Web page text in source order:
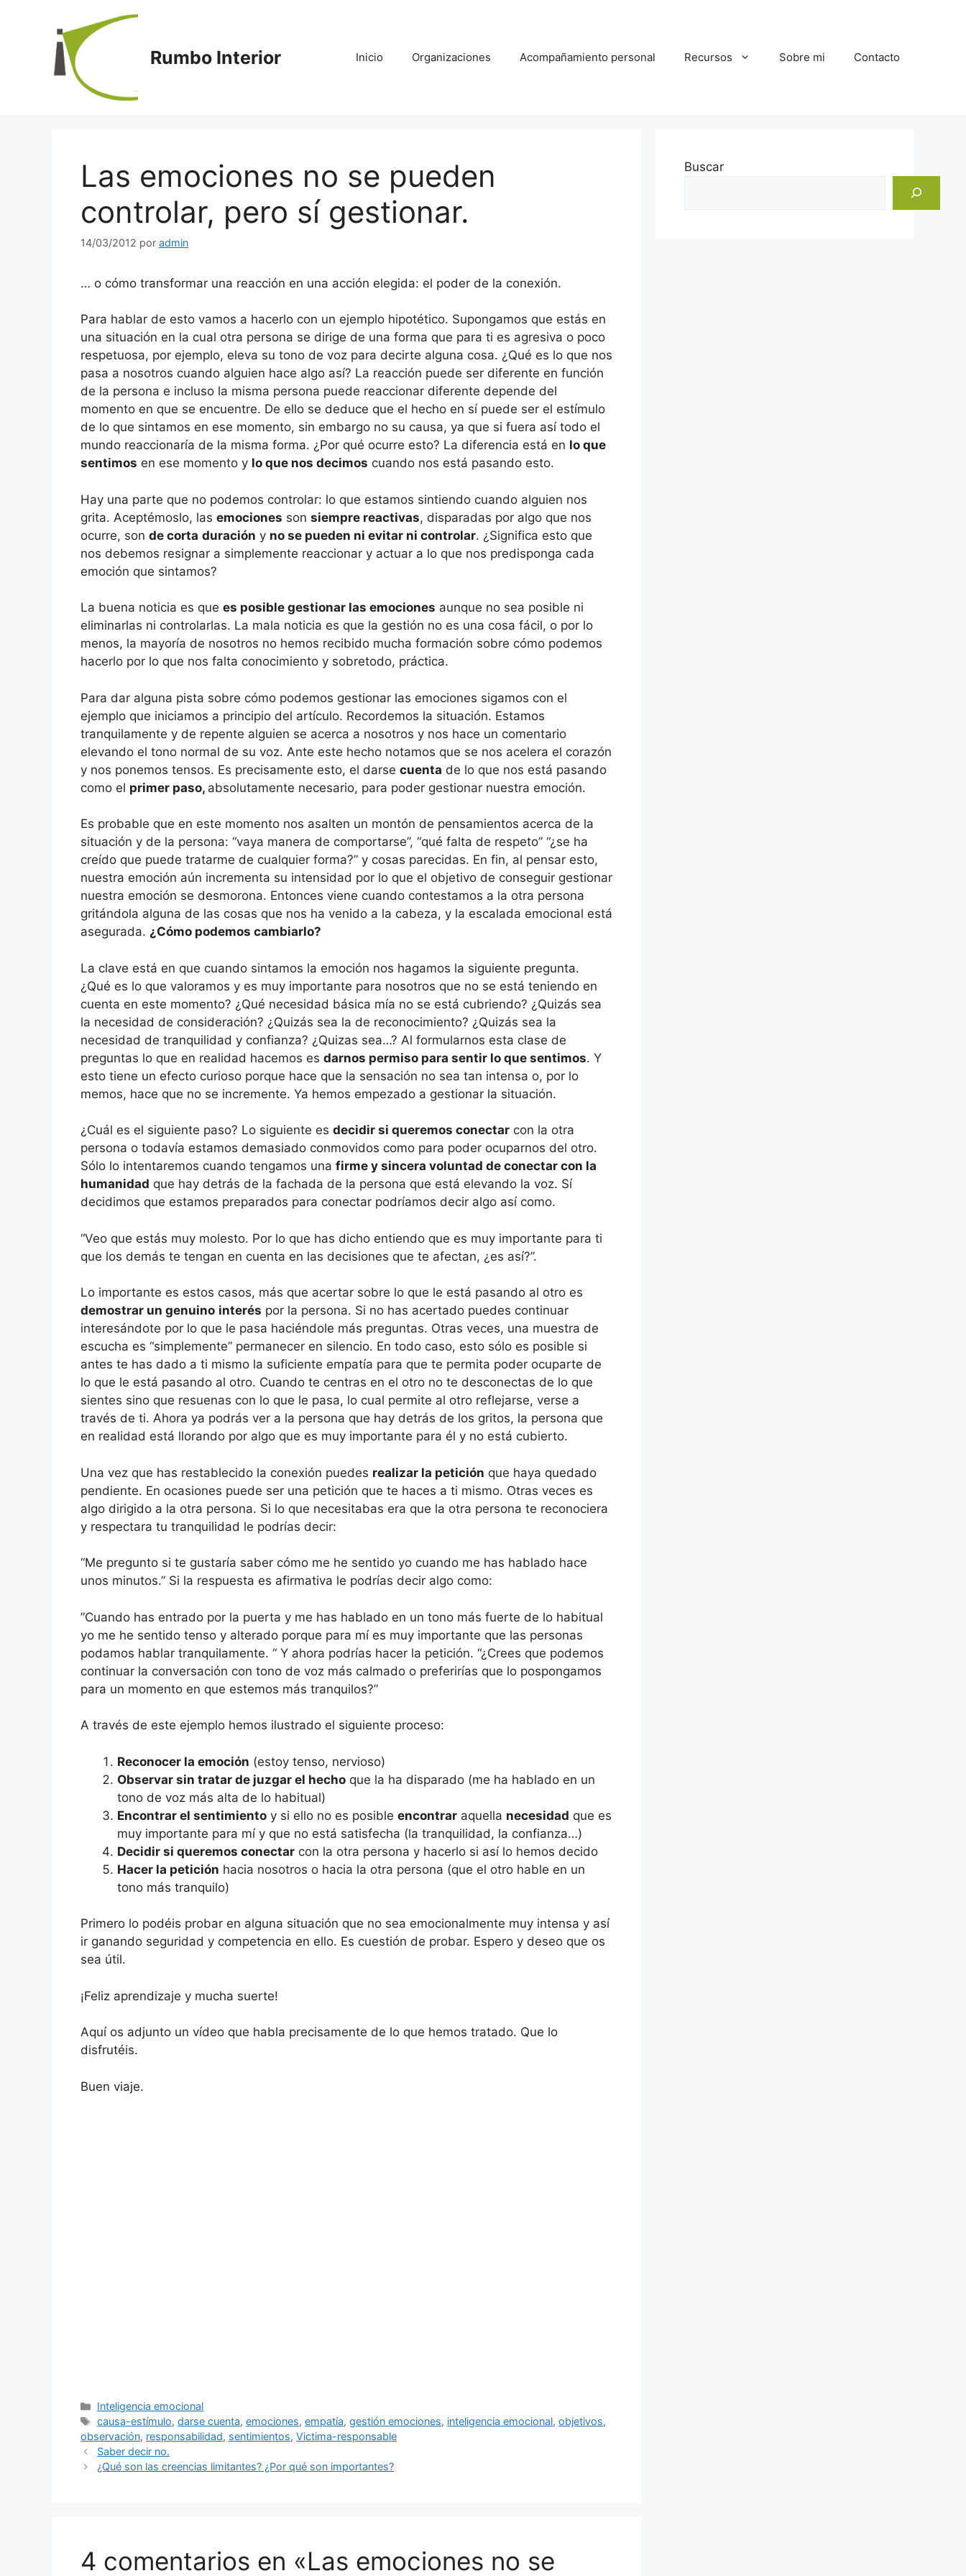
contenido
Rumbo Interior Inicio Organizaciones Acompañamiento personal Recursos Sobre mi Contacto
Las emociones no se pueden
controlar, pero sí gestionar.
14/03/2012 por admin
… o cómo transformar una reacción en una acción elegida: el poder de la conexión.
Para hablar de esto vamos a hacerlo con un ejemplo hipotético. Supongamos que estás en
una situación en la cual otra persona se dirige de una forma que para ti es agresiva o poco
respetuosa, por ejemplo, eleva su tono de voz para decirte alguna cosa. ¿Qué es lo que nos
pasa a nosotros cuando alguien hace algo así? La reacción puede ser diferente en función
de la persona e incluso la misma persona puede reaccionar diferente depende del
momento en que se encuentre. De ello se deduce que el hecho en sí puede ser el estímulo
de lo que sintamos en ese momento, sin embargo no su causa, ya que si fuera así todo el
mundo reaccionaría de la misma forma. ¿Por qué ocurre esto? La diferencia está en lo que
sentimos en ese momento y lo que nos decimos cuando nos está pasando esto.
Hay una parte que no podemos controlar: lo que estamos sintiendo cuando alguien nos
grita. Aceptémoslo, las emociones son siempre reactivas, disparadas por algo que nos
ocurre, son de corta duración y no se pueden ni evitar ni controlar. ¿Significa esto que
nos debemos resignar a simplemente reaccionar y actuar a lo que nos predisponga cada
emoción que sintamos?
La buena noticia es que es posible gestionar las emociones aunque no sea posible ni
eliminarlas ni controlarlas. La mala noticia es que la gestión no es una cosa fácil, o por lo
menos, la mayoría de nosotros no hemos recibido mucha formación sobre cómo podemos
hacerlo por lo que nos falta conocimiento y sobretodo, práctica.
Para dar alguna pista sobre cómo podemos gestionar las emociones sigamos con el
ejemplo que iniciamos a principio del artículo. Recordemos la situación. Estamos
tranquilamente y de repente alguien se acerca a nosotros y nos hace un comentario
elevando el tono normal de su voz. Ante este hecho notamos que se nos acelera el corazón
y nos ponemos tensos. Es precisamente esto, el darse cuenta de lo que nos está pasando
como el primer paso, absolutamente necesario, para poder gestionar nuestra emoción.
Es probable que en este momento nos asalten un montón de pensamientos acerca de la
situación y de la persona: “vaya manera de comportarse”, “qué falta de respeto” “¿se ha
creído que puede tratarme de cualquier forma?” y cosas parecidas. En fin, al pensar esto,
nuestra emoción aún incrementa su intensidad por lo que el objetivo de conseguir gestionar
nuestra emoción se desmorona. Entonces viene cuando contestamos a la otra persona
gritándola alguna de las cosas que nos ha venido a la cabeza, y la escalada emocional está
asegurada. ¿Cómo podemos cambiarlo?
La clave está en que cuando sintamos la emoción nos hagamos la siguiente pregunta.
¿Qué es lo que valoramos y es muy importante para nosotros que no se está teniendo en
cuenta en este momento? ¿Qué necesidad básica mía no se está cubriendo? ¿Quizás sea
la necesidad de consideración? ¿Quizás sea la de reconocimiento? ¿Quizás sea la
necesidad de tranquilidad y confianza? ¿Quizas sea…? Al formularnos esta clase de
preguntas lo que en realidad hacemos es darnos permiso para sentir lo que sentimos. Y
esto tiene un efecto curioso porque hace que la sensación no sea tan intensa o, por lo
memos, hace que no se incremente. Ya hemos empezado a gestionar la situación.
¿Cuál es el siguiente paso? Lo siguiente es decidir si queremos conectar con la otra
persona o todavía estamos demasiado conmovidos como para poder ocuparnos del otro.
Sólo lo intentaremos cuando tengamos una firme y sincera voluntad de conectar con la
humanidad que hay detrás de la fachada de la persona que está elevando la voz. Sí
decidimos que estamos preparados para conectar podríamos decir algo así como.
“Veo que estás muy molesto. Por lo que has dicho entiendo que es muy importante para ti
que los demás te tengan en cuenta en las decisiones que te afectan, ¿es así?”.
Lo importante es estos casos, más que acertar sobre lo que le está pasando al otro es
demostrar un genuino interés por la persona. Si no has acertado puedes continuar
interesándote por lo que le pasa haciéndole más preguntas. Otras veces, una muestra de
escucha es “simplemente” permanecer en silencio. En todo caso, esto sólo es posible si
antes te has dado a ti mismo la suficiente empatía para que te permita poder ocuparte de
lo que le está pasando al otro. Cuando te centras en el otro no te desconectas de lo que
sientes sino que resuenas con lo que le pasa, lo cual permite al otro reflejarse, verse a
través de ti. Ahora ya podrás ver a la persona que hay detrás de los gritos, la persona que
en realidad está llorando por algo que es muy importante para él y no está cubierto.
Una vez que has restablecido la conexión puedes realizar la petición que haya quedado
pendiente. En ocasiones puede ser una petición que te haces a ti mismo. Otras veces es
algo dirigido a la otra persona. Si lo que necesitabas era que la otra persona te reconociera
y respectara tu tranquilidad le podrías decir:
“Me pregunto si te gustaría saber cómo me he sentido yo cuando me has hablado hace
unos minutos.” Si la respuesta es afirmativa le podrías decir algo como:
”Cuando has entrado por la puerta y me has hablado en un tono más fuerte de lo habitual
yo me he sentido tenso y alterado porque para mí es muy importante que las personas
podamos hablar tranquilamente. “ Y ahora podrías hacer la petición. “¿Crees que podemos
continuar la conversación con tono de voz más calmado o preferirías que lo pospongamos
para un momento en que estemos más tranquilos?”
A través de este ejemplo hemos ilustrado el siguiente proceso:
Reconocer la emoción (estoy tenso, nervioso)
Observar sin tratar de juzgar el hecho que la ha disparado (me ha hablado en un
tono de voz más alta de lo habitual)
Encontrar el sentimiento y si ello no es posible encontrar aquella necesidad que es
muy importante para mí y que no está satisfecha (la tranquilidad, la confianza…)
Decidir si queremos conectar con la otra persona y hacerlo si así lo hemos decido
Hacer la petición hacia nosotros o hacia la otra persona (que el otro hable en un
tono más tranquilo)
Primero lo podéis probar en alguna situación que no sea emocionalmente muy intensa y así
ir ganando seguridad y competencia en ello. Es cuestión de probar. Espero y deseo que os
sea útil.
¡Feliz aprendizaje y mucha suerte!
Aquí os adjunto un vídeo que habla precisamente de lo que hemos tratado. Que lo
disfrutéis.
Buen viaje.
Categorías
Inteligencia emocional
Etiquetas
causa-estímulo,darse cuenta,emociones,empatía,gestión emociones, inteligencia emocional,objetivos,
observación, responsabilidad, sentimientos, Victima-responsable
Saber decir no.
¿Qué son las creencias limitantes? ¿Por qué son importantes?
4 comentarios en «Las emociones no se
Buscar